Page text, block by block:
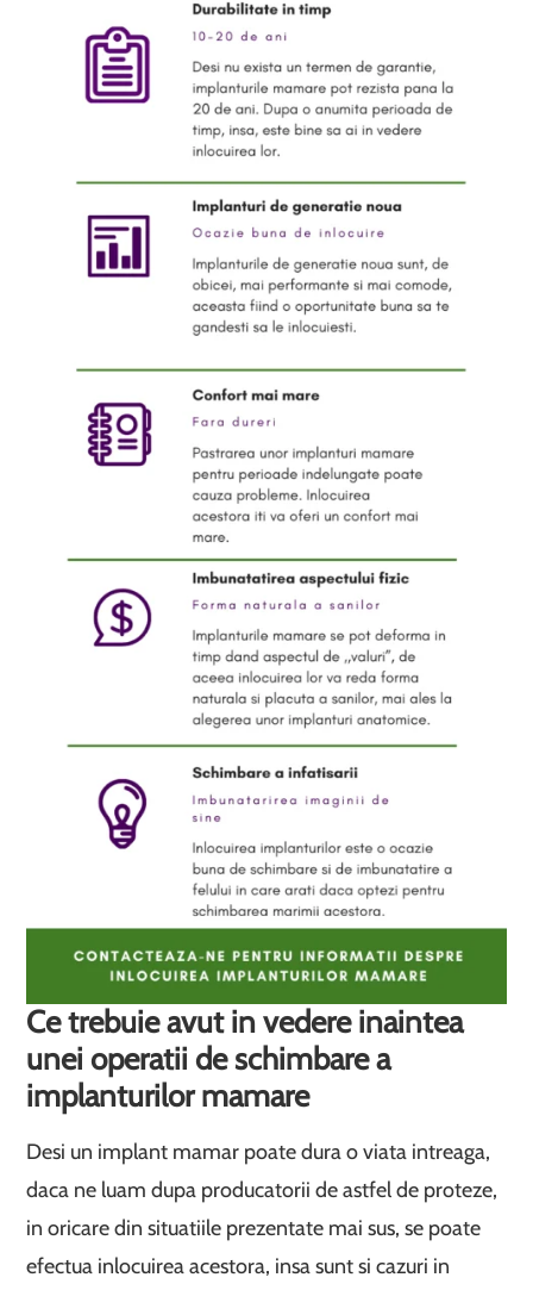
Ce trebuie avut in vedere inaintea
unei operatii de schimbare a
implanturilor mamare
Desi un implant mamar poate dura o viata intreaga,
daca ne luam dupa producatorii de astfel de proteze,
in oricare din situatiile prezentate mai sus, se poate
efectua inlocuirea acestora, insa sunt si cazuri in